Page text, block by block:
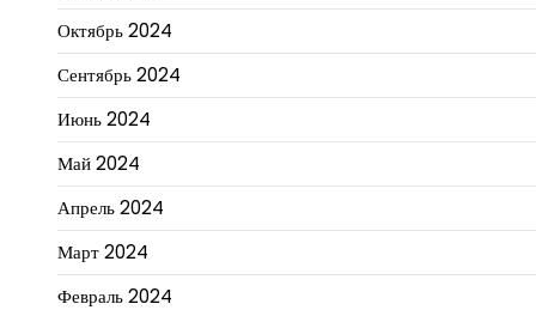
Октябрь 2024
Сентябрь 2024
Июнь 2024
Май 2024
Апрель 2024
Март 2024
Февраль 2024